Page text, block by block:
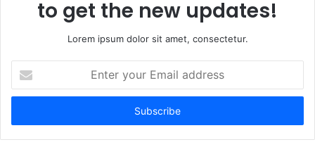
to get the new updates!
Lorem ipsum dolor sit amet, consectetur.
your
Email